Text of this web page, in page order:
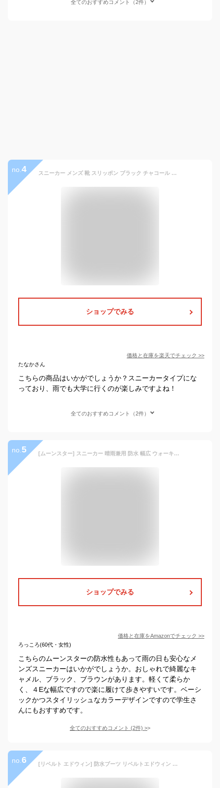
全てのおすすめコメント（2件）
no. 4 スニーカー メンズ 靴 スリッポン ブラック チャコール ネイビー ワイズ 4E 幅広 防水 MOONSTAR SPLT M197
ショップでみる
価格と在庫を楽天でチェック >>
たなかさん
こちらの商品はいかがでしょうか？スニーカータイプにな
っており、雨でも大学に行くのが楽しみですよね！
全てのおすすめコメント（2件）
no. 5 [ムーンスター] スニーカー 晴雨兼用 防水 幅広 ウォーキングシューズ MS RP007 メンズ ブラック 26.5 cm 4E
ショップでみる
価格と在庫をAmazonでチェック >>
ろっころ(60代・女性)
こちらのムーンスターの防水性もあって雨の日も安心なメ
ンズスニーカーはいかがでしょうか。おしゃれで綺麗なキ
ャメル、ブラック、ブラウンがあります。軽くて柔らか
く、４Eな幅広ですので楽に履けて歩きやすいです。ベーシ
ックかつスタイリッシュなカラーデザインですので学生さ
んにもおすすめです。
全てのおすすめコメント (2件) >
no. 6 [リベルト エドウィン] 防水ブーツ リベルトエドウィン メンズ キャメル 28 cm